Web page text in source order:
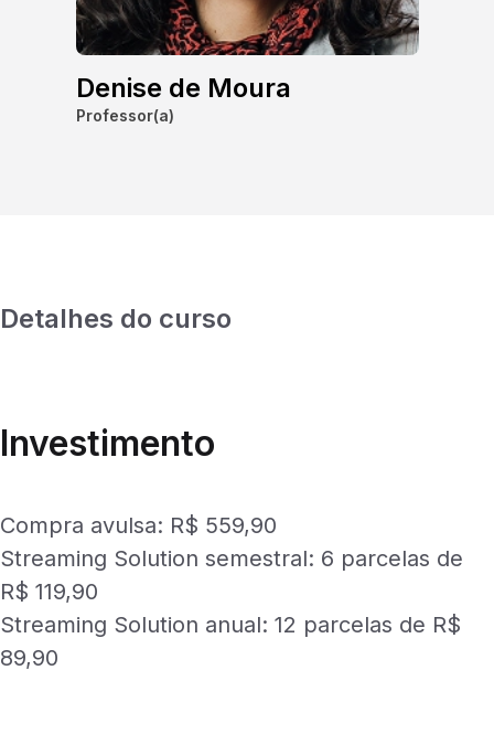
Denise de Moura
Professor(a)
Detalhes do curso
Investimento
Compra avulsa: R$ 559,90
Streaming Solution semestral: 6 parcelas de
R$ 119,90
Streaming Solution anual: 12 parcelas de R$
89,90